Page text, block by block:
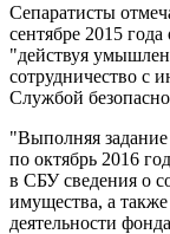
Сепаратисты
сентябре 2015
"действуя
сотрудничество с
Службой
"Выполняя
по октябрь 2016
в СБУ сведения о
имущества, а
деятельности